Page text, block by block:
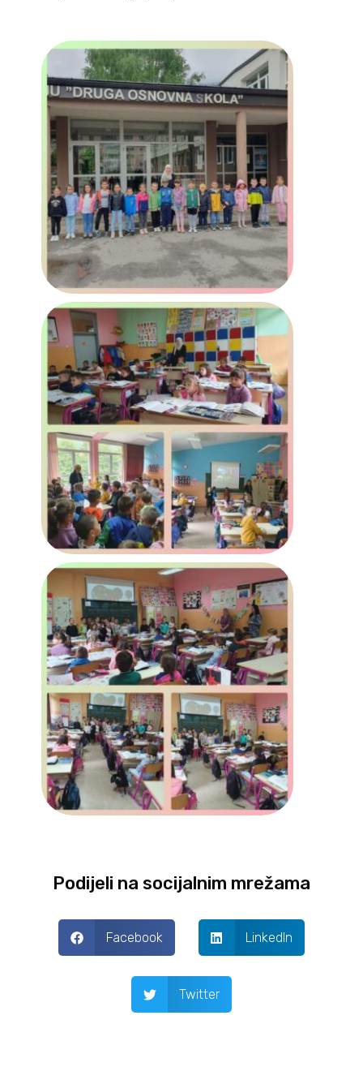
Podijeli na socijalnim mrežama
Facebook LinkedIn
Twitter